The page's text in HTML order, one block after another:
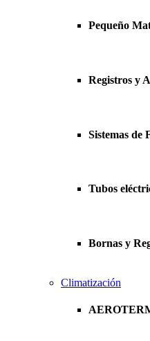
Pequeño
Registros y
Sistemas de
Tubos
Bornas y
Climatización